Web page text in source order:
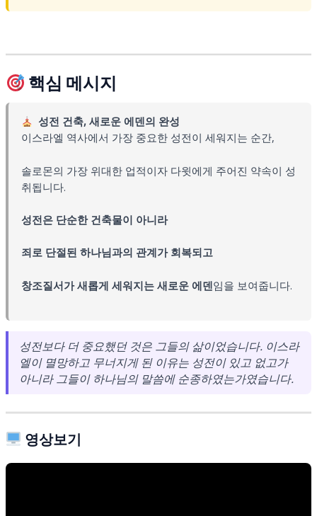
핵심 메시지
성전 건축, 새로운 에덴의 완성
이스라엘 역사에서 가장 중요한 성전이 세워지는 순간,
솔로몬의 가장 위대한 업적이자 다윗에게 주어진 약속이 성
취됩니다.
성전은 단순한 건축물이 아니라
죄로 단절된 하나님과의 관계가 회복되고
창조질서가 새롭게 세워지는 새로운 에덴임을 보여줍니다.
성전보다 더 중요했던 것은 그들의 삶이었습니다. 이스라
엘이 멸망하고 무너지게 된 이유는 성전이 있고 없고가
아니라 그들이 하나님의 말씀에 순종하였는가였습니다.
영상보기